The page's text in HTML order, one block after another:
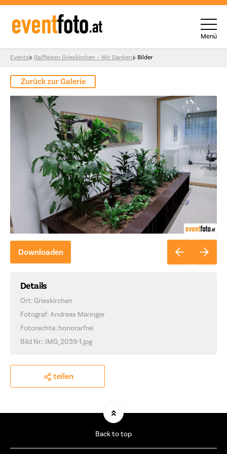
Skip to content
Menü
Events Raiffeisen Grieskirchen – Wir Danken Bilder
Zurück zur Galerie
Downloaden
Details
Ort: Grieskirchen
Fotograf: Andreas Maringer
Fotorechte: honorarfrei
Bild Nr.: IMG_2039-1.jpg
teilen
Back to top